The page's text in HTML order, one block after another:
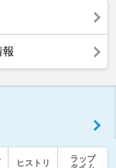
ヒストリ
ラップ